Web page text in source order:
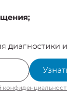
диагностики